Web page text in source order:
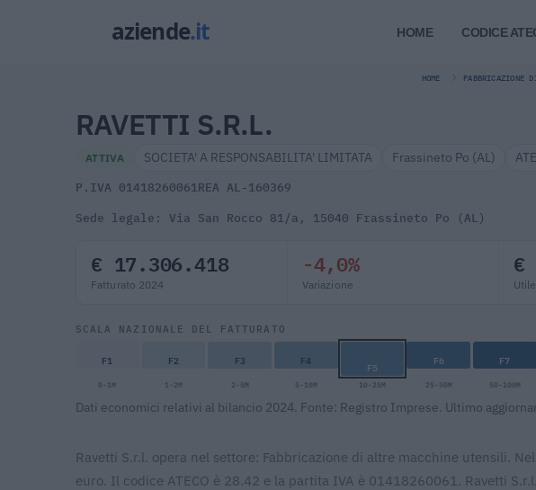
HOME CODICE
HOME FABBRICAZIONE
RAVETTI S.R.L.
ATTIVA SOCIETA' A RESPONSABILITA' LIMITATA Frassineto Po (AL)
P.IVA 01418260061REA AL-160369
Sede legale: Via San Rocco 81/a, 15040 Frassineto Po (AL)
€ 17.306.418
Fatturato 2024
-4,0%
Variazione
€
SCALA NAZIONALE DEL FATTURATO
F1 F2 F3 F4 F5 F6 F7
0-1M 1-2M 2-5M 5-10M 10-25M 25-50M 50-100M
Dati economici relativi al bilancio 2024. Fonte: Registro Imprese. Ultimo
Ravetti S.r.l. opera nel settore: Fabbricazione di altre macchine utensili.
euro. Il codice ATECO è 28.42 e la partita IVA è 01418260061. Ravetti